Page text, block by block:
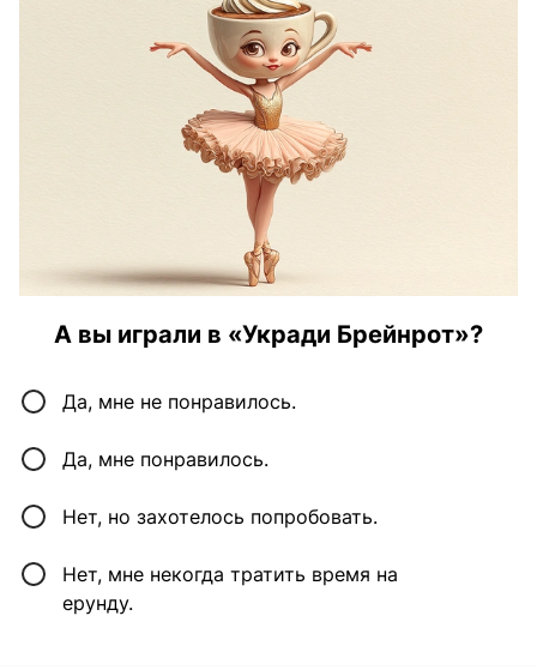
А вы играли в «Укради Брейнрот»?
Да, мне не понравилось.
Да, мне понравилось.
Нет, но захотелось попробовать.
Нет, мне некогда тратить время на
ерунду.